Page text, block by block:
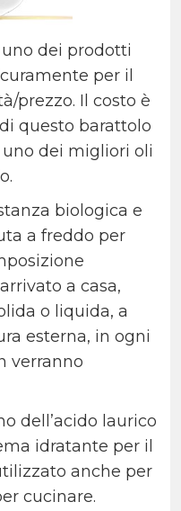
dei prodotti
per il
prezzo. Il costo è
questo barattolo
dei migliori oli
biologica e
a freddo per
a casa,
o liquida, a
esterna, in ogni
verranno
dell’acido laurico
idratante per il
anche per
cucinare.